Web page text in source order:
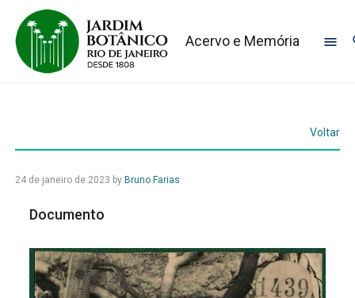
Acervo e Memória
Voltar
24 de janeiro de 2023 by Bruno Farias
Documento